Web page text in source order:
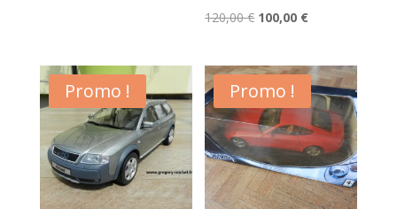
120,00€ Le
initial
était :
120,00 €.
100,00 €Le
actuel
est :
100,00 €.
Promo ! Promo !